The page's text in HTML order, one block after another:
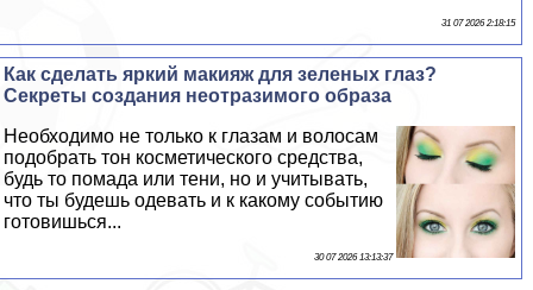
31 07 2026 2:18:15
Как сделать яркий макияж для зеленых глаз?
Секреты создания неотразимого образа
Необходимо не только к глазам и волосам
подобрать тон косметического средства,
будь то помада или тени, но и учитывать,
что ты будешь одевать и к какому событию
готовишься...
30 07 2026 13:13:37